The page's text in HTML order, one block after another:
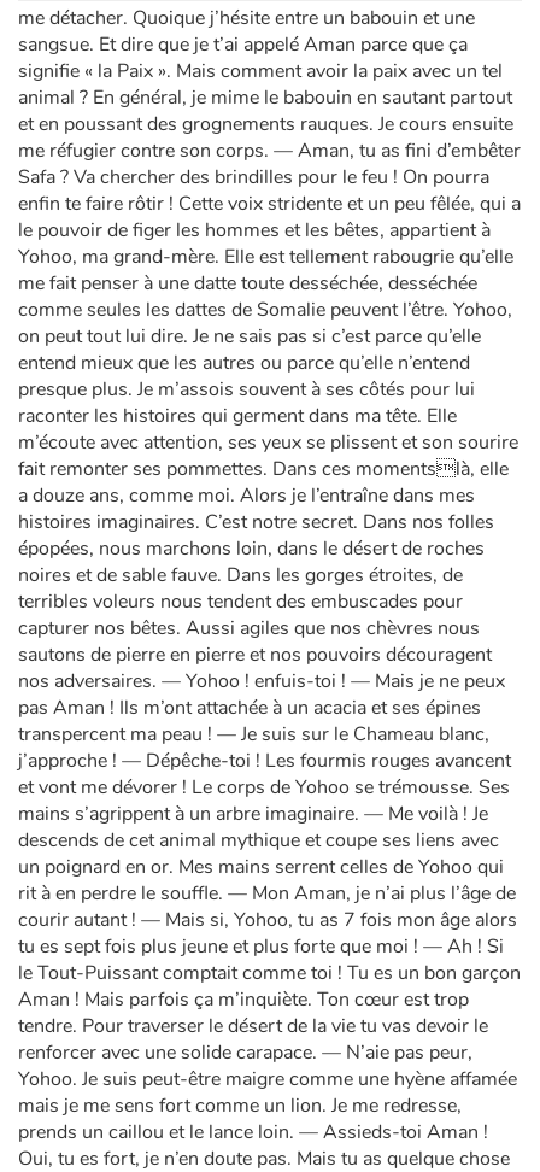
me détacher. Quoique j’hésite entre un babouin et une
sangsue. Et dire que je t’ai appelé Aman parce que ça
signifie « la Paix ». Mais comment avoir la paix avec un tel
animal ? En général, je mime le babouin en sautant partout
et en poussant des grognements rauques. Je cours ensuite
me réfugier contre son corps. — Aman, tu as fini d’embêter
Safa ? Va chercher des brindilles pour le feu ! On pourra
enfin te faire rôtir ! Cette voix stridente et un peu fêlée, qui a
le pouvoir de figer les hommes et les bêtes, appartient à
Yohoo, ma grand-mère. Elle est tellement rabougrie qu’elle
me fait penser à une datte toute desséchée, desséchée
comme seules les dattes de Somalie peuvent l’être. Yohoo,
on peut tout lui dire. Je ne sais pas si c’est parce qu’elle
entend mieux que les autres ou parce qu’elle n’entend
presque plus. Je m’assois souvent à ses côtés pour lui
raconter les histoires qui germent dans ma tête. Elle
m’écoute avec attention, ses yeux se plissent et son sourire
fait remonter ses pommettes. Dans ces momentslà, elle
a douze ans, comme moi. Alors je l’entraîne dans mes
histoires imaginaires. C’est notre secret. Dans nos folles
épopées, nous marchons loin, dans le désert de roches
noires et de sable fauve. Dans les gorges étroites, de
terribles voleurs nous tendent des embuscades pour
capturer nos bêtes. Aussi agiles que nos chèvres nous
sautons de pierre en pierre et nos pouvoirs découragent
nos adversaires. — Yohoo ! enfuis-toi ! — Mais je ne peux
pas Aman ! Ils m’ont attachée à un acacia et ses épines
transpercent ma peau ! — Je suis sur le Chameau blanc,
j’approche ! — Dépêche-toi ! Les fourmis rouges avancent
et vont me dévorer ! Le corps de Yohoo se trémousse. Ses
mains s’agrippent à un arbre imaginaire. — Me voilà ! Je
descends de cet animal mythique et coupe ses liens avec
un poignard en or. Mes mains serrent celles de Yohoo qui
rit à en perdre le souffle. — Mon Aman, je n’ai plus l’âge de
courir autant ! — Mais si, Yohoo, tu as 7 fois mon âge alors
tu es sept fois plus jeune et plus forte que moi ! — Ah ! Si
le Tout-Puissant comptait comme toi ! Tu es un bon garçon
Aman ! Mais parfois ça m’inquiète. Ton cœur est trop
tendre. Pour traverser le désert de la vie tu vas devoir le
renforcer avec une solide carapace. — N’aie pas peur,
Yohoo. Je suis peut-être maigre comme une hyène affamée
mais je me sens fort comme un lion. Je me redresse,
prends un caillou et le lance loin. — Assieds-toi Aman !
Oui, tu es fort, je n’en doute pas. Mais tu as quelque chose